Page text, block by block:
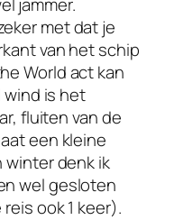
met dat je
van het schip
World act kan
wind is het
fluiten van de
een kleine
winter denk ik
wel gesloten
ook 1 keer).